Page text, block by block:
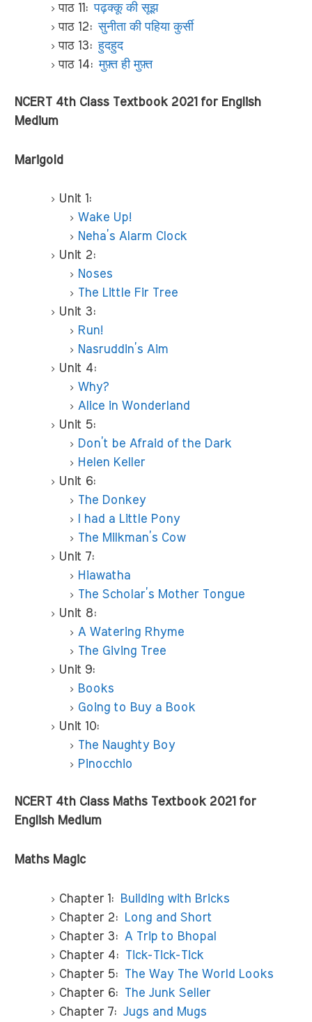
पाठ 11:पढ़क्कू की सूझ
पाठ 12:सुनीता की पहिया कुर्सी
पाठ 13:हुदहुद
पाठ 14:मुफ़्त ही मुफ़्त
NCERT 4th Class Textbook 2021 for English
Medium
Marigold
Unit 1:
Wake Up!
Neha’s Alarm Clock
Unit 2:
Noses
The Little Fir Tree
Unit 3:
Run!
Nasruddin’s Aim
Unit 4:
Why?
Alice in Wonderland
Unit 5:
Don’t be Afraid of the Dark
Helen Keller
Unit 6:
The Donkey
I had a Little Pony
The Milkman’s Cow
Unit 7:
Hiawatha
The Scholar’s Mother Tongue
Unit 8:
A Watering Rhyme
The Giving Tree
Unit 9:
Books
Going to Buy a Book
Unit 10:
The Naughty Boy
Pinocchio
NCERT 4th Class Maths Textbook 2021 for
English Medium
Maths Magic
Chapter 1:
Building with Bricks
Chapter 2:
Long and Short
Chapter 3: A Trip to Bhopal
Chapter 4:
Tick-Tick-Tick
Chapter 5:
The Way The World Looks
Chapter 6:
The Junk Seller
Chapter 7: Jugs and Mugs